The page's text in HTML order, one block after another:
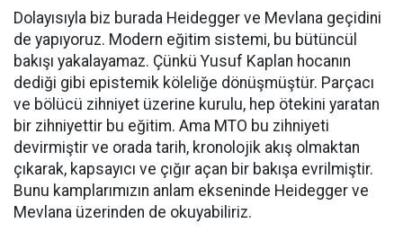
Dolayısıyla biz burada Heidegger ve Mevlana geçidini
de yapıyoruz. Modern eğitim sistemi, bu bütüncül
bakışı yakalayamaz. Çünkü Yusuf Kaplan hocanın
dediği gibi epistemik köleliğe dönüşmüştür. Parçacı
ve bölücü zihniyet üzerine kurulu, hep ötekini yaratan
bir zihniyettir bu eğitim. Ama MTO bu zihniyeti
devirmiştir ve orada tarih, kronolojik akış olmaktan
çıkarak, kapsayıcı ve çığır açan bir bakışa evrilmiştir.
Bunu kamplarımızın anlam ekseninde Heidegger ve
Mevlana üzerinden de okuyabiliriz.